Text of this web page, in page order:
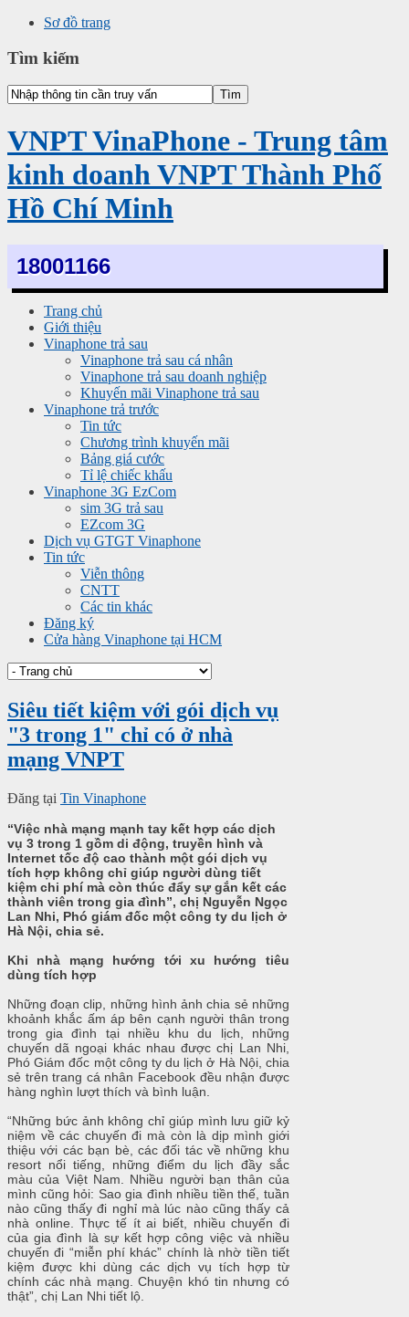
Sơ đồ trang
Tìm kiếm
VNPT VinaPhone - Trung tâm
kinh doanh VNPT Thành Phố
Hồ Chí Minh
18001166
Trang chủ
Giới thiệu
Vinaphone trả sau
Vinaphone trả sau cá nhân
Vinaphone trả sau doanh nghiệp
Khuyến mãi Vinaphone trả sau
Vinaphone trả trước
Tin tức
Chương trình khuyến mãi
Bảng giá cước
Tỉ lệ chiếc khấu
Vinaphone 3G EzCom
sim 3G trả sau
EZcom 3G
Dịch vụ GTGT Vinaphone
Tin tức
Viễn thông
CNTT
Các tin khác
Đăng ký
Cửa hàng Vinaphone tại HCM
Siêu tiết kiệm với gói dịch vụ
"3 trong 1" chỉ có ở nhà
mạng VNPT
Đăng tại Tin Vinaphone
“Việc nhà mạng mạnh tay kết hợp các dịch
vụ 3 trong 1 gồm di động, truyền hình và
Internet tốc độ cao thành một gói dịch vụ
tích hợp không chỉ giúp người dùng tiết
kiệm chi phí mà còn thúc đẩy sự gắn kết các
thành viên trong gia đình”, chị Nguyễn Ngọc
Lan Nhi, Phó giám đốc một công ty du lịch ở
Hà Nội, chia sẻ.
Khi nhà mạng hướng tới xu hướng tiêu
dùng tích hợp
Những đoạn clip, những hình ảnh chia sẻ những
khoảnh khắc ấm áp bên cạnh người thân trong
trong gia đình tại nhiều khu du lịch, những
chuyến dã ngoại khác nhau được chị Lan Nhi,
Phó Giám đốc một công ty du lịch ở Hà Nội, chia
sẻ trên trang cá nhân Facebook đều nhận được
hàng nghìn lượt thích và bình luận.
“Những bức ảnh không chỉ giúp mình lưu giữ kỷ
niệm về các chuyến đi mà còn là dịp mình giới
thiệu với các bạn bè, các đối tác về những khu
resort nổi tiếng, những điểm du lịch đầy sắc
màu của Việt Nam. Nhiều người bạn thân của
mình cũng hỏi: Sao gia đình nhiều tiền thế, tuần
nào cũng thấy đi nghỉ mà lúc nào cũng thấy cả
nhà online. Thực tế ít ai biết, nhiều chuyến đi
của gia đình là sự kết hợp công việc và nhiều
chuyến đi “miễn phí khác” chính là nhờ tiền tiết
kiệm được khi dùng các dịch vụ tích hợp từ
chính các nhà mạng. Chuyện khó tin nhưng có
thật”, chị Lan Nhi tiết lộ.